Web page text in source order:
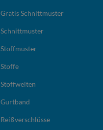
Gratis Schnittmuster
Schnittmuster
Stoffmuster
Stoffe
Stoffwelten
Gurtband
Reißverschlüsse